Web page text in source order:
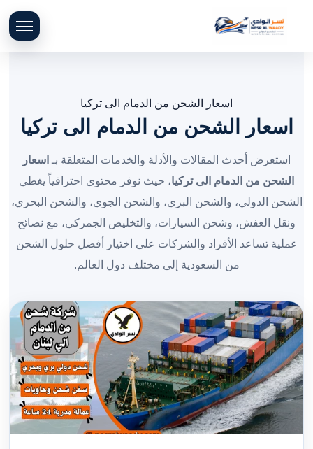
اسعار الشحن من الدمام الى تركيا
اسعار الشحن من الدمام الى تركيا
استعرض أحدث المقالات والأدلة والخدمات المتعلقة بـ اسعار
الشحن من الدمام الى تركيا، حيث نوفر محتوى احترافياً يغطي
الشحن الدولي، والشحن البري، والشحن الجوي، والشحن البحري،
ونقل العفش، وشحن السيارات، والتخليص الجمركي، مع نصائح
عملية تساعد الأفراد والشركات على اختيار أفضل حلول الشحن
من السعودية إلى مختلف دول العالم.